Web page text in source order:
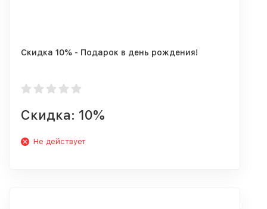
Скидка 10% - Подарок в день рождения!
Скидка: 10%
Не действует